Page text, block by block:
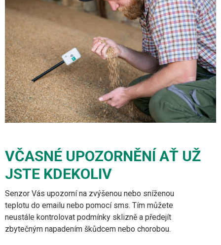
VČASNÉ UPOZORNĚNÍ AŤ UŽ
JSTE KDEKOLIV
Senzor Vás upozorní na zvýšenou nebo sníženou
teplotu do emailu nebo pomocí sms. Tím můžete
neustále kontrolovat podmínky sklizně a předejít
zbytečným napadením škůdcem nebo chorobou.